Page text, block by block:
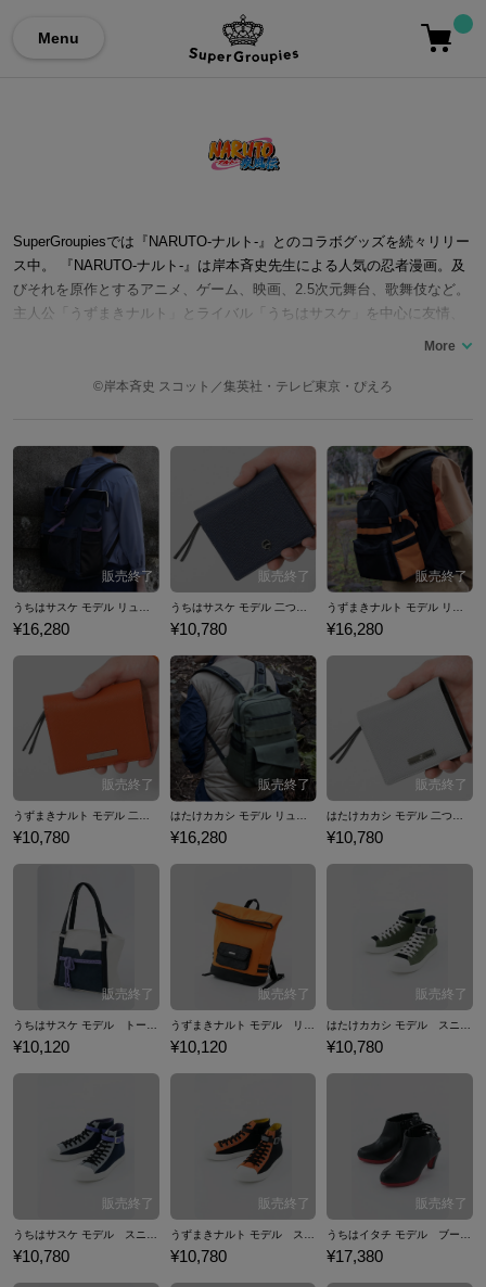
Menu
SuperGroupiesでは『NARUTO-ナルト-』とのコラボグッズを続々リリー
ス中。 『NARUTO-ナルト-』は岸本斉史先生による人気の忍者漫画。及
びそれを原作とするアニメ、ゲーム、映画、2.5次元舞台、歌舞伎など。
主人公「うずまきナルト」とライバル「うちはサスケ」を中心に友情、
裏切りと復讐、師弟や家族の絆を巡る物語。原作は週刊少年ジャンプに
メOPをFLOWやKANA-BOONらが担当。舞台に佐藤流司氏や北村諒氏な
中。 ここでは『NARUTO-ナルト- 疾風伝』コラボのバッグをはじめ、財
布やシューズなど…『NARUTO-ナルト-』シリーズとのコラボファッシ
ョンアイテムをご紹介いたします。
©岸本斉史 スコット／集英社・テレビ東京・ぴえろ
¥16,280 ¥10,780 ¥16,280
うずまきナルト モデル 二つ折り財布 NARUTO-ナルト- 疾風伝
¥10,780
はたけカカシ モデル リュック NARUTO-ナルト- 疾風伝
¥16,280
はたけカカシ モデル 二つ折り財布 NARUTO-ナルト- 疾風伝
¥10,780
¥10,120 ¥10,120 ¥10,780
¥10,780 ¥10,780 ¥17,380